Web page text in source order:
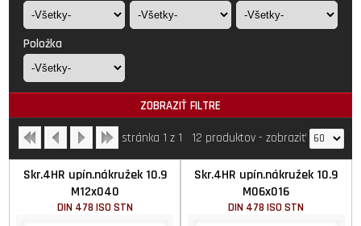
Položka
ZOBRAZIŤ FILTRE
stránka 1 z 1 12 produktov- zobraziť
Skr.4HR upín.nákružek 10.9
M12x040
DIN 478 ISO STN
Skr.4HR upín.nákružek 10.9
M06x016
DIN 478 ISO STN